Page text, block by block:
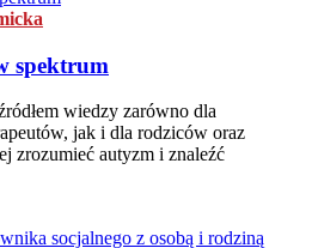
spektrum
wiedzy zarówno dla
jak i dla rodziców oraz
zrozumieć autyzm i znaleźć